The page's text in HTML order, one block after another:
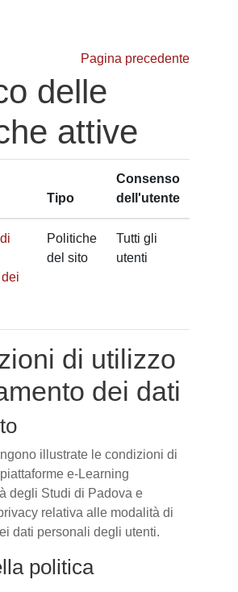
Pagina precedente
delle
attive
Tipo
Consenso
dell'utente
Politiche
del sito
Tutti gli
utenti
di utilizzo
dei dati
illustrate le condizioni di
e-Learning
degli Studi di Padova e
relativa alle modalità di
dati personali degli utenti.
politica